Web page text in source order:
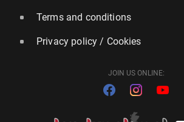
Terms and conditions
Privacy policy / Cookies
JOIN US ONLINE: